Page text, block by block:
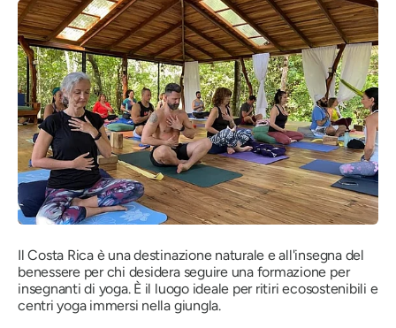
Il Costa Rica è una destinazione naturale e all'insegna del
benessere per chi desidera seguire una formazione per
insegnanti di yoga. È il luogo ideale per ritiri ecosostenibili e
centri yoga immersi nella giungla.